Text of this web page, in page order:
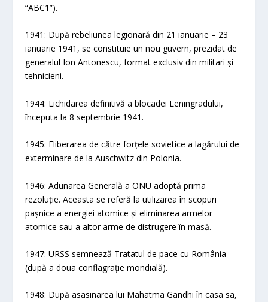
“ABC1”).
1941: După rebeliunea legionară din 21 ianuarie – 23
ianuarie 1941, se constituie un nou guvern, prezidat de
generalul Ion Antonescu, format exclusiv din militari și
tehnicieni.
1944: Lichidarea definitivă a blocadei Leningradului,
începuta la 8 septembrie 1941.
1945: Eliberarea de către forțele sovietice a lagărului de
exterminare de la Auschwitz din Polonia.
1946: Adunarea Generală a ONU adoptă prima
rezoluție. Aceasta se referă la utilizarea în scopuri
pașnice a energiei atomice și eliminarea armelor
atomice sau a altor arme de distrugere în masă.
1947: URSS semnează Tratatul de pace cu România
(după a doua conflagrație mondială).
1948: După asasinarea lui Mahatma Gandhi în casa sa,